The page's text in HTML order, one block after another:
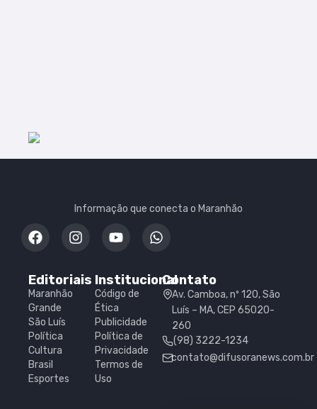
Informação que conecta o Maranhão
Editoriais
Maranhão
Grande
São Luís
Política
Cultura
Brasil
Esportes
Institucional
Código de
Ética
Publicidade
Política de
Privacidade
Termos de
Uso
Contato
Av. Camboa, nº 120, São
Luís – MA, CEP 65020-
260
(98) 3222-1234
contato@difusoranews.com.br